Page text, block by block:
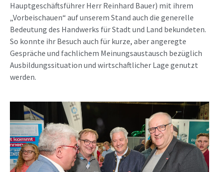
Hauptgeschäftsführer Herr Reinhard Bauer) mit ihrem
„Vorbeischauen“ auf unserem Stand auch die generelle
Bedeutung des Handwerks für Stadt und Land bekundeten.
So konnte ihr Besuch auch für kurze, aber angeregte
Gespräche und fachlichem Meinungsaustausch bezüglich
Ausbildungssituation und wirtschaftlicher Lage genutzt
werden.